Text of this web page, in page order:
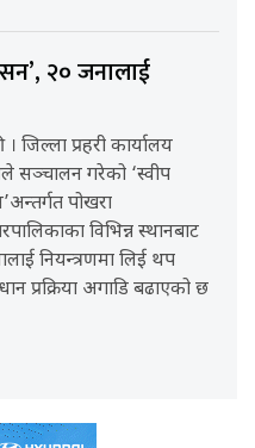
२० जनालाई
जिल्ला प्रहरी कार्यालय
सञ्चालन गरेको ‘स्वीप
पोखरा
विभिन्न स्थानबाट
नियन्त्रणमा लिई थप
प्रक्रिया अगाडि बढाएको छ